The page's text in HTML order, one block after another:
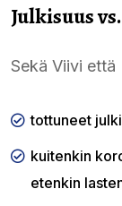
Julkisuus
Sekä Viivi että
tottuneet
kuitenkin
etenkin